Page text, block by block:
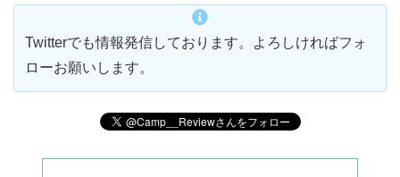
Twitterでも情報発信しております。よろしければフォ
ローお願いします。